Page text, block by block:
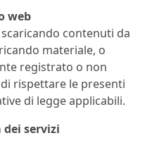
web
contenuti da
materiale, o
registrato o non
rispettare le presenti
di legge applicabili.
servizi